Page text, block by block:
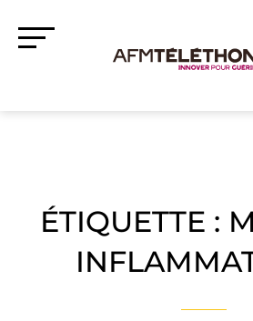
ÉTIQUETTE :